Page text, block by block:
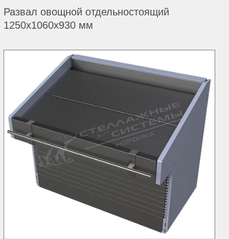
Развал овощной отдельностоящий
1250х1060х930 мм